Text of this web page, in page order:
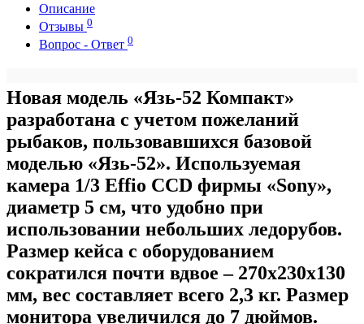
Описание
Отзывы 0
Вопрос - Ответ 0
Новая модель «Язь-52 Компакт»
разработана с учетом пожеланий
рыбаков, пользовавшихся базовой
моделью «Язь-52». Используемая
камера 1/3 Effio CCD фирмы «Sony»,
диаметр 5 см, что удобно при
использовании небольших ледорубов.
Размер кейса с оборудованием
сократился почти вдвое – 270х230х130
мм, вес составляет всего 2,3 кг. Размер
монитора увеличился до 7 дюймов.